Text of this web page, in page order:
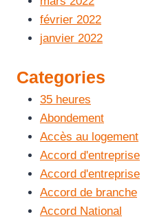
février 2022
janvier 2022
Categories
35 heures
Abondement
Accès au logement
Accord d'entreprise
Accord d'entreprise
Accord de branche
Accord National